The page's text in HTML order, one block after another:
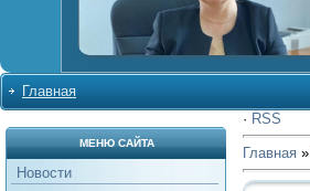
Главная
МЕНЮ САЙТА
Новости
· RSS
Главная »